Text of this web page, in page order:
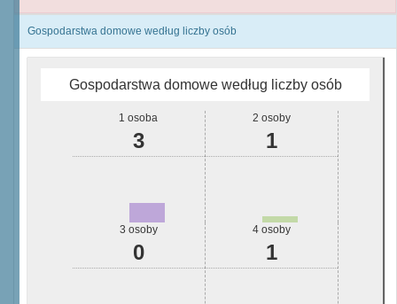
Gospodarstwa domowe według liczby osób
Gospodarstwa domowe według liczby osób
1 osoba
3
2 osoby
1
3 osoby
0
4 osoby
1